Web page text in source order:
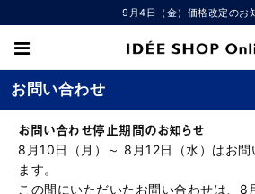
9月4日（金）価格改定のお
お問い合わせ
お問い合わせ停止期間のお知らせ
8月10日（月）～ 8月12日（水）はお問
ます。
この間にいただいたお問い合わせは、8